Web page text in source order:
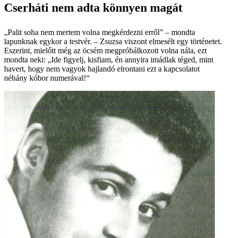
Cserháti nem adta könnyen magát
„Palit soha nem mertem volna megkérdezni erről” – mondta
lapunknak egykor a testvér. – Zsuzsa viszont elmesélt egy történetet.
Eszerint, mielőtt még az öcsém megpróbálkozott volna nála, ezt
mondta neki: „Ide figyelj, kisfiam, én annyira imádlak téged, mint
havert, hogy nem vagyok hajlandó elrontani ezt a kapcsolatot
néhány kóbor numerával!“